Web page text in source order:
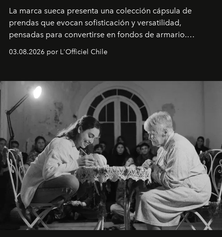
La marca sueca presenta una colección cápsula de
prendas que evocan sofisticación y versatilidad,
pensadas para convertirse en fondos de armario.
Disponible en Chile desde el 6 de agosto.
03.08.2026 por L'Officiel Chile